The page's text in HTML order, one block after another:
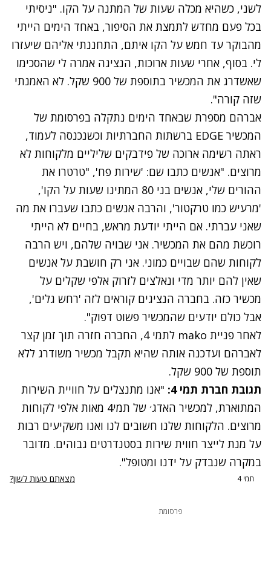
לשני, כשהיא מכלה שעות של המתנה על הקו. "ניסיתי
בכל פעם מחדש לתמצת את הסיפור, באחד הימים הייתי
מהבוקר עד חמש על הקו איתם, התחננתי אליהם שיעזרו
לי. בסוף, אחרי שעות ארוכות, הנציגה אמרה לי שהסכימו
שאשדרג את המכשיר בתוספת של 900 שקל. לא האמנתי
שזה קורה".
אברהם מספרת שבאחד הימים נתקלה בפרסומת של
המכשיר EDGE ברשתות החברתיות וכשנכנסה לעמוד,
ראתה רשימה ארוכה של פידבקים שליליים מלקוחות לא
מרוצים. "אנשים כתבו שם: 'שירות פח', "טרטרו את
ההורים שלי, אנשים בני 80 המתינו שעות על הקו',
'מרעיש כמו טרקטור', והרבה אנשים כתבו שעברו את מה
שאני עברתי. אם הייתי יודעת מראש, בחיים לא הייתי
רוכשת מהם את המכשיר. אני שבויה שלהם, ויש הרבה
לקוחות שהם שבויים כמוני. אני רק חושבת על אנשים
שאין להם יותר מדי ונאלצים לזרוק אלפי שקלים על
מכשיר כזה. בחברה הנציגים קוראים לזה 'רחש גלים',
אבל כולם יודעים שהמכשיר פשוט דפוק".
לאחר פניית mako לתמי 4, החברה חזרה תוך זמן קצר
לאברהם ועדכנה אותה שהיא תקבל מכשיר משודרג ללא
תוספת של 900 שקל.
תגובת חברת תמי 4:
"אנו מתנצלים על חוויית השירות
המתוארת, למכשיר האדג׳ של תמי4 מאות אלפי לקוחות
מרוצים. הלקוחות שלנו חשובים לנו ואנו משקיעים רבות
על מנת לייצר חווית שירות בסטנדרטים גבוהים. מדובר
במקרה שנבדק על ידנו ומטופל".
תמי 4 מצאתם טעות לשון?
פרסומת